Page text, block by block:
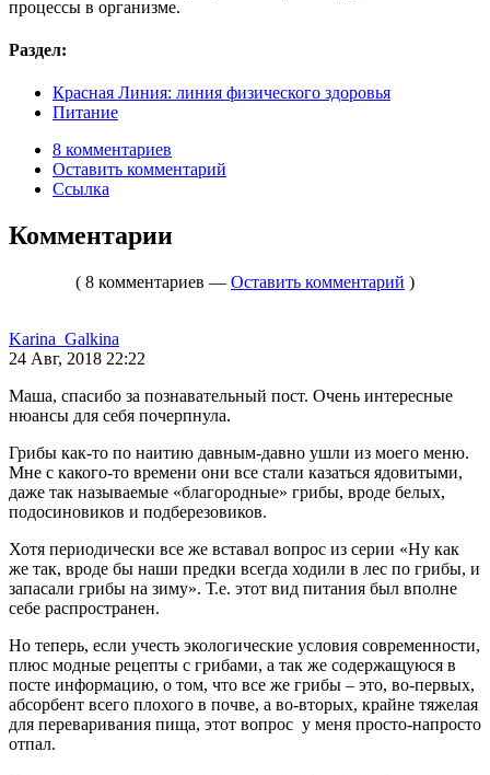
процессы в организме.
Раздел:
Красная Линия: линия физического здоровья
Питание
8 комментариев
Оставить комментарий
Ссылка
Комментарии
( 8 комментариев — Оставить комментарий )
Karina_Galkina
24 Авг, 2018 22:22
Маша, спасибо за познавательный пост. Очень интересные
нюансы для себя почерпнула.
Грибы как-то по наитию давным-давно ушли из моего меню.
Мне с какого-то времени они все стали казаться ядовитыми,
даже так называемые «благородные» грибы, вроде белых,
подосиновиков и подберезовиков.
Хотя периодически все же вставал вопрос из серии «Ну как
же так, вроде бы наши предки всегда ходили в лес по грибы, и
запасали грибы на зиму». Т.е. этот вид питания был вполне
себе распространен.
Но теперь, если учесть экологические условия современности,
плюс модные рецепты с грибами, а так же содержащуюся в
посте информацию, о том, что все же грибы – это, во-первых,
абсорбент всего плохого в почве, а во-вторых, крайне тяжелая
для переваривания пища, этот вопрос у меня просто-напросто
отпал.